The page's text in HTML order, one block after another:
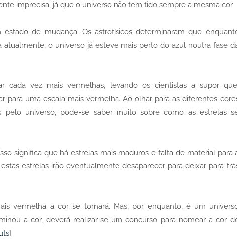
imprecisa, já que o universo não tem tido sempre a mesma cor.
de mudança. Os astrofísicos determinaram que
o universo já esteve mais perto do azul noutra fase
cada vez mais vermelhas, levando os cientistas a supor
para uma escala mais vermelha. Ao olhar para as diferentes
pelo universo, pode-se saber muito sobre como as estrelas
significa que há estrelas mais maduros e falta de material para
estrelas irão eventualmente desaparecer para deixar para
vermelha a cor se tornará. Mas, por enquanto, é um
a cor, deverá realizar-se um concurso para nomear a cor
]